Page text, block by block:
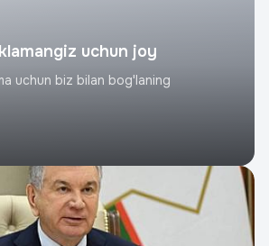
uchun joy
uchun biz bilan bog'laning